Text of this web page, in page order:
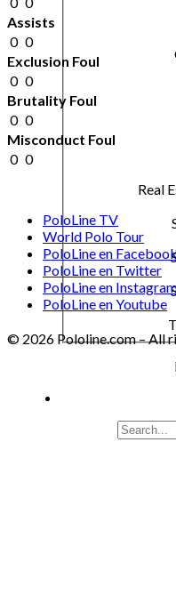
Real
Assists
0 0
Exclusion Foul
0 0
Brutality Foul
0 0
Misconduct Foul
0 0
PoloLine TV
World Polo Tour
PoloLine en Facebook
PoloLine en Twitter
PoloLine en
PoloLine en Youtube
© 2026 Pololine.com – All